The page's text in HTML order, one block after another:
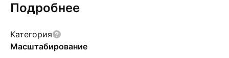
Подробнее
Категория
Масштабирование